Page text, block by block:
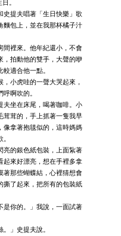
。
提夫唱著「生日快樂」歌
麵包上，並在我那杯橘子汁
裡來。他年紀還小，不會
，拍動他的雙手，大聲的咿
適合他一點。
小虎哇的一聲大哭起來，
啊吹的。
坐在床尾，喝著咖啡。小
茸茸的，手上抓著一隻我早
像拿著抱毯似的，這時媽媽
的銀色紙包裝，上面紥著
起來好漂亮，想在手裡多拿
著那些蝴蝶結，心裡猜想會
撕了起來，把所有的包裝紙
你的。」我說，一面試著
」史提夫說。